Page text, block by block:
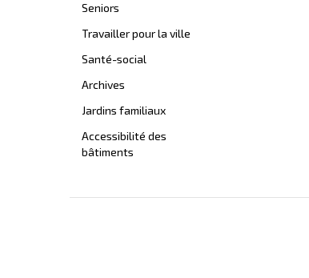
Seniors
Travailler pour la ville
Santé-social
Archives
Jardins familiaux
Accessibilité des
bâtiments